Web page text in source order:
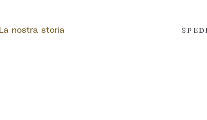
La nostra storia